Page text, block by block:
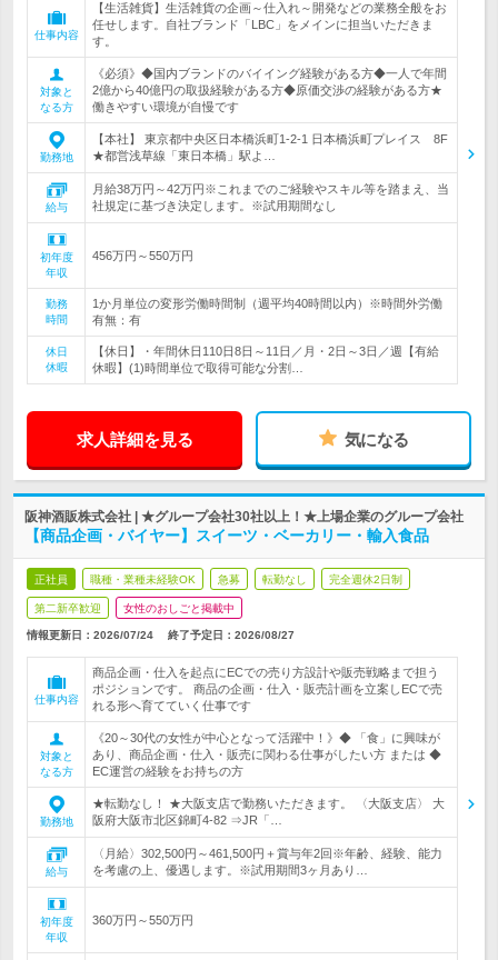
仕事内容
【生活雑貨】生活雑貨の企画～仕入れ～開発などの業務全般をお
任せします。自社ブランド「LBC」をメインに担当いただきま
す。
対象と
なる方
《必須》◆国内ブランドのバイイング経験がある方◆一人で年間
2億から40億円の取扱経験がある方◆原価交渉の経験がある方★
働きやすい環境が自慢です
勤務地
【本社】 東京都中央区日本橋浜町1-2-1 日本橋浜町プレイス 8F
★都営浅草線「東日本橋」駅よ…
給与
月給38万円～42万円※これまでのご経験やスキル等を踏まえ、当
社規定に基づき決定します。※試用期間なし
初年度
年収
456万円～550万円
勤務
時間
1か月単位の変形労働時間制（週平均40時間以内）※時間外労働
有無：有
休日
休暇
【休日】・年間休日110日8日～11日／月・2日～3日／週【有給
休暇】(1)時間単位で取得可能な分割…
求人詳細を見る 気になる
阪神酒販株式会社 | ★グループ会社30社以上！★上場企業のグループ会社
【商品企画・バイヤー】スイーツ・ベーカリー・輸入食品
正社員 職種・業種未経験OK 急募 転勤なし 完全週休2日制
第二新卒歓迎 女性のおしごと掲載中
情報更新日：2026/07/24 終了予定日： 2026/08/27
仕事内容
商品企画・仕入を起点にECでの売り方設計や販売戦略まで担う
ポジションです。 商品の企画・仕入・販売計画を立案しECで売
れる形へ育てていく仕事です
対象と
なる方
《20～30代の女性が中心となって活躍中！》◆ 「食」に興味が
あり、商品企画・仕入・販売に関わる仕事がしたい方 または ◆
EC運営の経験をお持ちの方
勤務地
★転勤なし！ ★大阪支店で勤務いただきます。 〈大阪支店〉 大
阪府大阪市北区錦町4-82 ⇒JR「…
給与
〈月給〉302,500円～461,500円＋賞与年2回※年齢、経験、能力
を考慮の上、優遇します。※試用期間3ヶ月あり…
初年度
年収
360万円～550万円